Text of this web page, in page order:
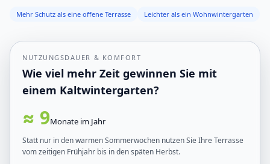
Mehr Schutz als eine offene Terrasse Leichter als ein Wohnwintergarten
NUTZUNGSDAUER & KOMFORT
Wie viel mehr Zeit gewinnen Sie mit
einem Kaltwintergarten?
≈ 9Monate im Jahr
Statt nur in den warmen Sommerwochen nutzen Sie Ihre Terrasse
vom zeitigen Frühjahr bis in den späten Herbst.